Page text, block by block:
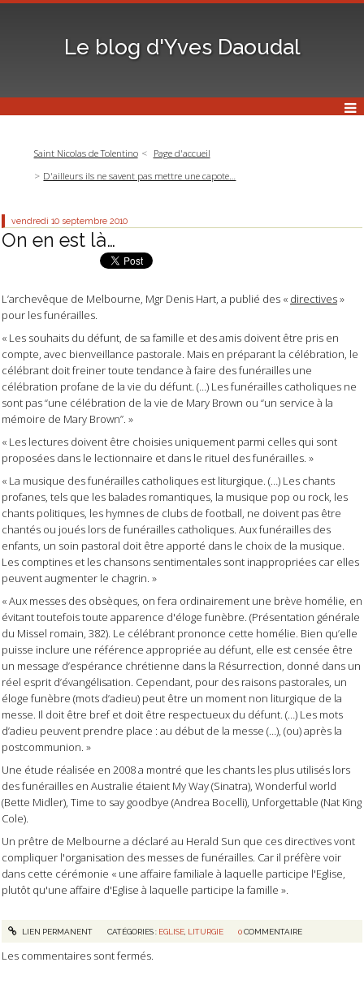
Le blog d'Yves Daoudal
Saint Nicolas de Tolentino
Page d'accueil
D'ailleurs ils ne savent pas mettre une capote…
vendredi 10 septembre 2010
On en est là…
L’archevêque de Melbourne, Mgr Denis Hart, a publié des « directives»
pour les funérailles.
« Les souhaits du défunt, de sa famille et des amis doivent être pris en
compte, avec bienveillance pastorale. Mais en préparant la célébration, le
célébrant doit freiner toute tendance à faire des funérailles une
célébration profane de la vie du défunt. (…) Les funérailles catholiques ne
sont pas “une célébration de la vie de Mary Brown ou “un service à la
mémoire de Mary Brown”. »
« Les lectures doivent être choisies uniquement parmi celles qui sont
proposées dans le lectionnaire et dans le rituel des funérailles. »
« La musique des funérailles catholiques est liturgique. (…) Les chants
profanes, tels que les balades romantiques, la musique pop ou rock, les
chants politiques, les hymnes de clubs de football, ne doivent pas être
chantés ou joués lors de funérailles catholiques. Aux funérailles des
enfants, un soin pastoral doit être apporté dans le choix de la musique.
Les comptines et les chansons sentimentales sont inappropriées car elles
peuvent augmenter le chagrin. »
« Aux messes des obsèques, on fera ordinairement une brève homélie, en
évitant toutefois toute apparence d'éloge funèbre. (Présentation générale
du Missel romain, 382). Le célébrant prononce cette homélie. Bien qu’elle
puisse inclure une référence appropriée au défunt, elle est censée être
un message d’espérance chrétienne dans la Résurrection, donné dans un
réel esprit d’évangélisation. Cependant, pour des raisons pastorales, un
éloge funèbre (mots d’adieu) peut être un moment non liturgique de la
messe. Il doit être bref et doit être respectueux du défunt. (…) Les mots
d’adieu peuvent prendre place : au début de la messe (…), (ou) après la
postcommunion. »
Une étude réalisée en 2008 a montré que les chants les plus utilisés lors
des funérailles en Australie étaient My Way (Sinatra), Wonderful world
(Bette Midler), Time to say goodbye (Andrea Bocelli), Unforgettable (Nat King
Cole).
Un prêtre de Melbourne a déclaré au Herald Sun que ces directives vont
compliquer l'organisation des messes de funérailles. Car il préfère voir
dans cette cérémonie « une affaire familiale à laquelle participe l'Eglise,
plutôt qu'une affaire d'Eglise à laquelle participe la famille ».
LIEN PERMANENT CATÉGORIES : EGLISE, LITURGIE 0COMMENTAIRE
Les commentaires sont fermés.